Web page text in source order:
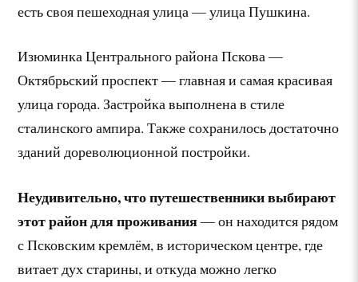
есть своя пешеходная улица — улица Пушкина.
Изюминка Центрального района Пскова —
Октябрьский проспект — главная и самая красивая
улица города. Застройка выполнена в стиле
сталинского ампира. Также сохранилось достаточно
зданий дореволюционной постройки.
Неудивительно, что путешественники выбирают
этот район для проживания— он находится рядом
с Псковским кремлём, в историческом центре, где
витает дух старины, и откуда можно легко